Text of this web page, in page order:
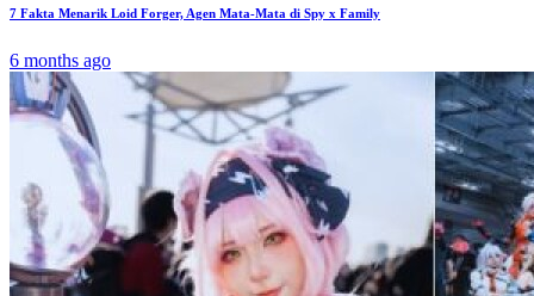
7 Fakta Menarik Loid Forger, Agen Mata-Mata di Spy x Family
6 months ago